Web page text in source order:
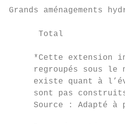
Grands
Total
*Cette extension
regroupés sous le
existe quant à
sont pas
Source : Adapté à